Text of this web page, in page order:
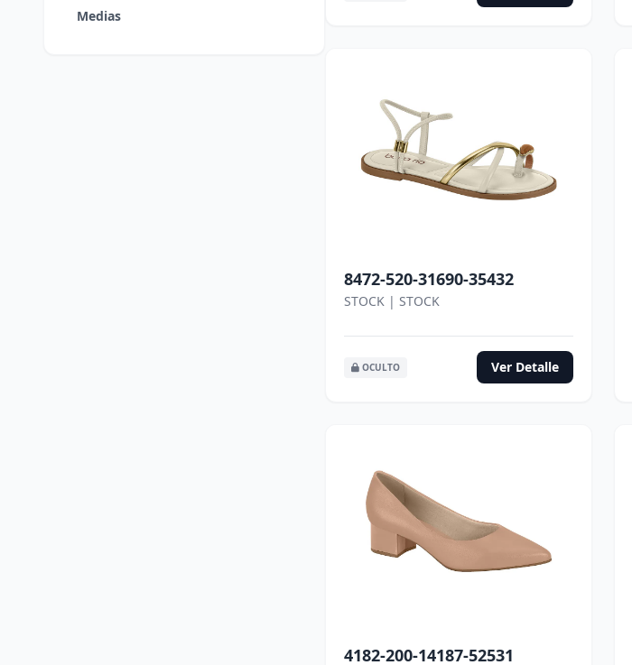
Medias
8472-520-31690-35432
STOCK | STOCK
OCULTO Ver Detalle
4182-200-14187-52531